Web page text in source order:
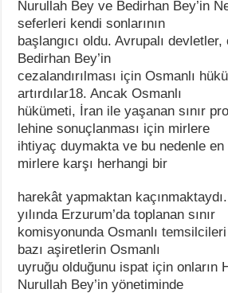
Nurullah Bey ve Bedirhan Bey’in
seferleri kendi sonlarının
başlangıcı oldu. Avrupalı
Bedirhan Bey’in
cezalandırılması için Osmanlı
artırdılar18. Ancak Osmanlı
hükümeti, İran ile yaşanan sınır
lehine sonuçlanması için mirlere
ihtiyaç duymakta ve bu nedenle en
mirlere karşı herhangi bir
harekât yapmaktan
yılında Erzurum’da toplanan sınır
komisyonunda Osmanlı temsilcileri
bazı aşiretlerin Osmanlı
uyruğu olduğunu ispat için onların
Nurullah Bey’in yönetiminde